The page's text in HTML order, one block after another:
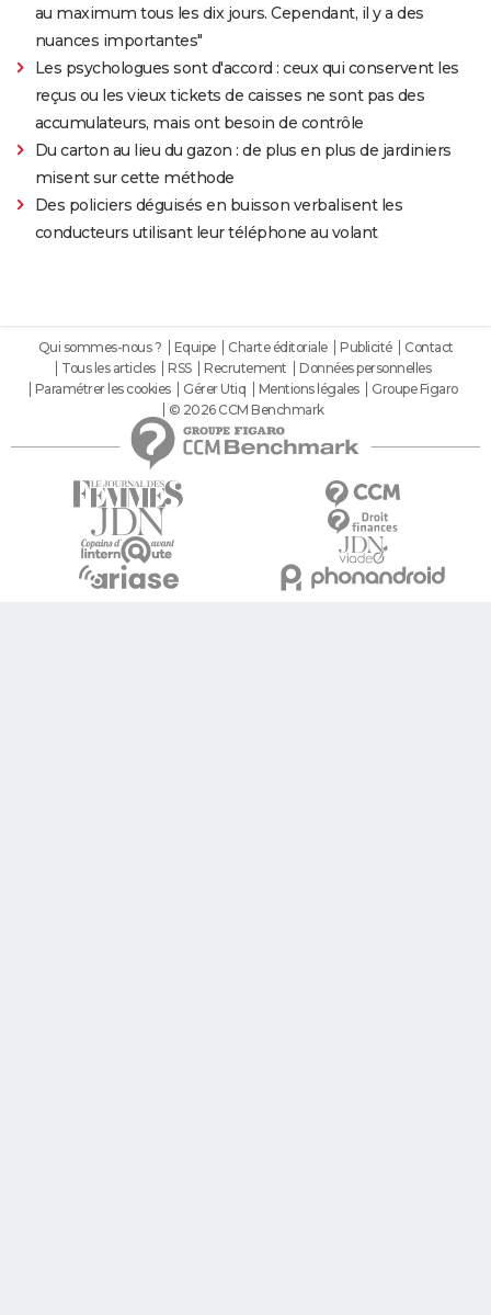
au maximum tous les dix jours. Cependant, il y a des
nuances importantes"
Les psychologues sont d'accord : ceux qui conservent les
reçus ou les vieux tickets de caisses ne sont pas des
accumulateurs, mais ont besoin de contrôle
Du carton au lieu du gazon : de plus en plus de jardiniers
misent sur cette méthode
Des policiers déguisés en buisson verbalisent les
conducteurs utilisant leur téléphone au volant
Qui sommes-nous ? Equipe Charte éditoriale Publicité
Contact
Tous les articles
RSS Recrutement
Données personnelles
Paramétrer les cookies
Gérer Utiq Mentions légales
Groupe Figaro
© 2026 CCM Benchmark